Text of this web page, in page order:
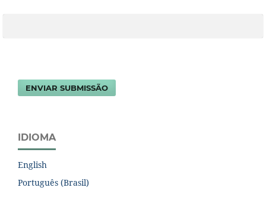
ENVIAR SUBMISSÃO
IDIOMA
English
Português (Brasil)